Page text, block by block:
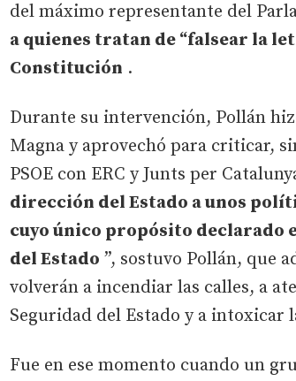
del máximo representante del
a quienes tratan de “falsear la
Constitución .
Durante su intervención, Pollán
Magna y aprovechó para criticar,
PSOE con ERC y Junts per
dirección del Estado a unos
cuyo único propósito declarado
del Estado ”, sostuvo Pollán, que
volverán a incendiar las calles, a
Seguridad del Estado y a intoxicar
Fue en ese momento cuando un